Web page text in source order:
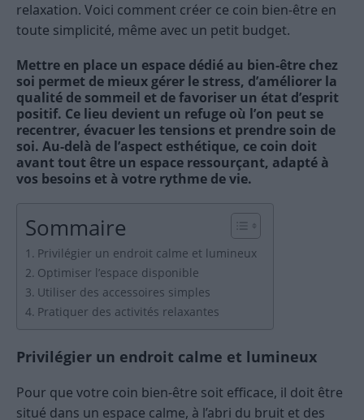
relaxation. Voici comment créer ce coin bien-être en
toute simplicité, même avec un petit budget.
Mettre en place un espace dédié au bien-être chez
soi permet de mieux gérer le stress, d’améliorer la
qualité de sommeil et de favoriser un état d’esprit
positif. Ce lieu devient un refuge où l’on peut se
recentrer, évacuer les tensions et prendre soin de
soi. Au-delà de l’aspect esthétique, ce coin doit
avant tout être un espace ressourçant, adapté à
vos besoins et à votre rythme de vie.
Sommaire
Privilégier un endroit calme et lumineux
Optimiser l’espace disponible
Utiliser des accessoires simples
Pratiquer des activités relaxantes
Privilégier un endroit calme et lumineux
Pour que votre coin bien-être soit efficace, il doit être
situé dans un espace calme, à l’abri du bruit et des